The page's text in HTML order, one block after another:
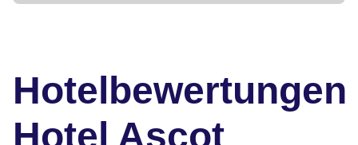
Hotelbewertungen
Hotel Ascot